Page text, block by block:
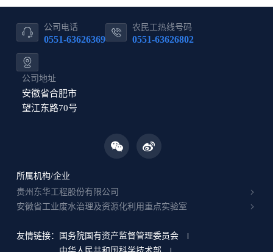
公司电话
0551-63626369
农民工热线号码
0551-63626802
公司地址
安徽省合肥市
望江东路70号
所属机构/企业
贵州东华工程股份有限公司
安徽省工业废水治理及资源化利用重点实验室
友情链接：
国务院国有资产监督管理委员会